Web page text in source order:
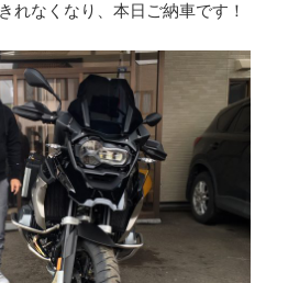
れなくなり、本日ご納車です！